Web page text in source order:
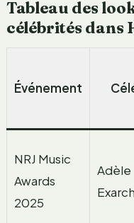
Tableau des
célébrités dans
Événement
NRJ Music
Awards
2025
Adèle